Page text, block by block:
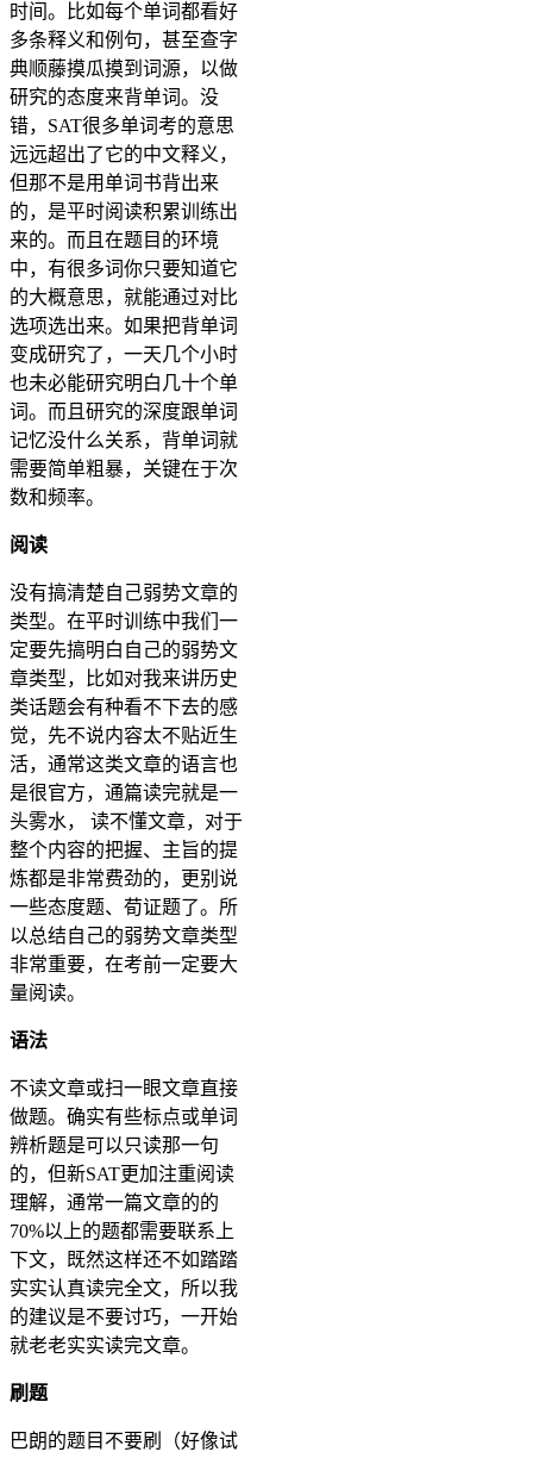
时间。比如每个单词都看好
多条释义和例句，甚至查字
典顺藤摸瓜摸到词源，以做
研究的态度来背单词。没
错，SAT很多单词考的意思
远远超出了它的中文释义，
但那不是用单词书背出来
的，是平时阅读积累训练出
来的。而且在题目的环境
中，有很多词你只要知道它
的大概意思，就能通过对比
选项选出来。如果把背单词
变成研究了，一天几个小时
也未必能研究明白几十个单
词。而且研究的深度跟单词
记忆没什么关系，背单词就
需要简单粗暴，关键在于次
数和频率。
阅读
没有搞清楚自己弱势文章的
类型。在平时训练中我们一
定要先搞明白自己的弱势文
章类型，比如对我来讲历史
类话题会有种看不下去的感
觉，先不说内容太不贴近生
活，通常这类文章的语言也
是很官方，通篇读完就是一
头雾水， 读不懂文章，对于
整个内容的把握、主旨的提
炼都是非常费劲的，更别说
一些态度题、荀证题了。所
以总结自己的弱势文章类型
非常重要，在考前一定要大
量阅读。
语法
不读文章或扫一眼文章直接
做题。确实有些标点或单词
辨析题是可以只读那一句
的，但新SAT更加注重阅读
理解，通常一篇文章的的
70%以上的题都需要联系上
下文，既然这样还不如踏踏
实实认真读完全文，所以我
的建议是不要讨巧，一开始
就老老实实读完文章。
刷题
巴朗的题目不要刷（好像试